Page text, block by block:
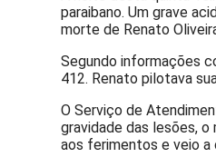
paraibano. Um grave
morte de Renato
Segundo informações
412. Renato pilotava
O Serviço de
gravidade das lesões,
aos ferimentos e veio